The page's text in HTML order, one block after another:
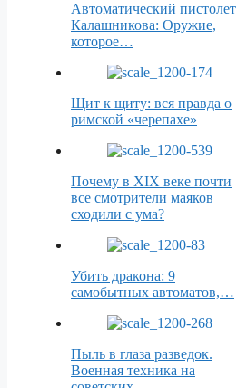
Автоматический пистолет
Калашникова: Оружие,
которое…
Щит к щиту: вся правда о
римской «черепахе»
Почему в XIX веке почти
все смотрители маяков
сходили с ума?
Убить дракона: 9
самобытных автоматов,…
Пыль в глаза разведок.
Военная техника на